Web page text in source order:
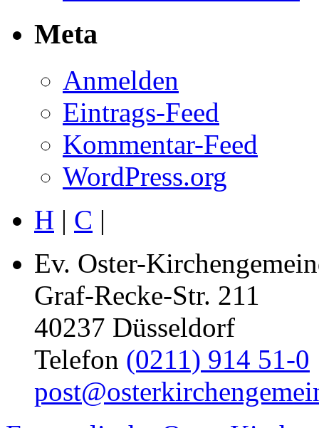
Meta
Anmelden
Eintrags-Feed
Kommentar-Feed
WordPress.org
H | C |
Ev. Oster-
Graf-Recke-Str. 211
40237 Düsseldorf
Telefon (0211) 914 51-0